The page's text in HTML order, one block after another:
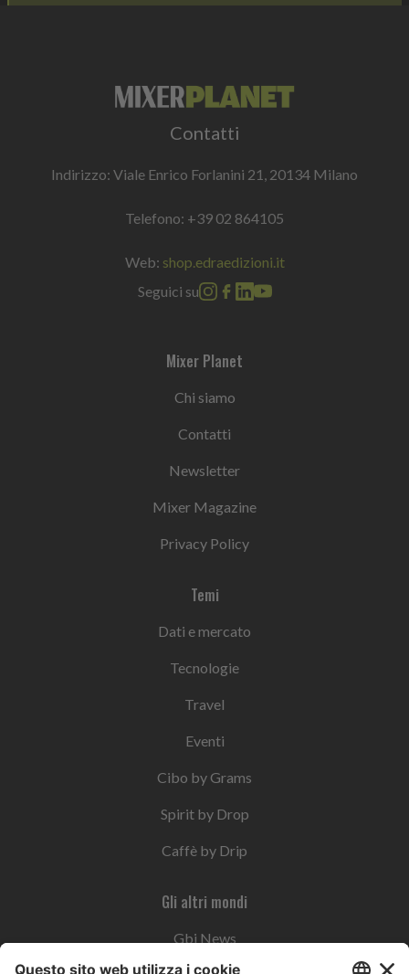
Contatti
Indirizzo: Viale Enrico Forlanini 21, 20134 Milano
Telefono: +39 02 864105
Web: shop.edraedizioni.it
Seguici su
Mixer Planet
Chi siamo
Contatti
Newsletter
Mixer Magazine
Privacy Policy
Temi
Dati e mercato
Tecnologie
Travel
Eventi
Cibo by Grams
Spirit by Drop
Caffè by Drip
Gli altri mondi
Gbi News